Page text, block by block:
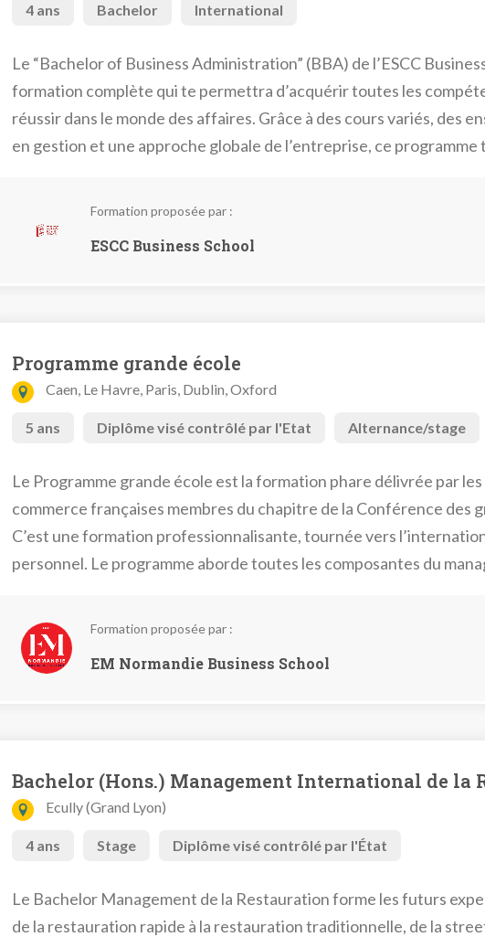
4 ans Bachelor International
Le “Bachelor of Business Administration” (BBA) de l’ESCC
formation complète qui te permettra d’acquérir toutes les
réussir dans le monde des affaires. Grâce à des cours variés, des
en gestion et une approche globale de l’entreprise, ce
Formation proposée par :
ESCC Business School
Programme grande école
Caen, Le Havre, Paris, Dublin, Oxford
5 ans Diplôme visé contrôlé par l'Etat Alternance/stage
Le Programme grande école est la formation phare délivrée par
commerce françaises membres du chapitre de la Conférence des
C’est une formation professionnalisante, tournée vers
personnel. Le programme aborde toutes les composantes du
Formation proposée par :
EM Normandie Business School
Bachelor (Hons.) Management International de la
Ecully (Grand Lyon)
4 ans Stage Diplôme visé contrôlé par l'État
Le Bachelor Management de la Restauration forme les futurs
de la restauration rapide à la restauration traditionnelle, de la